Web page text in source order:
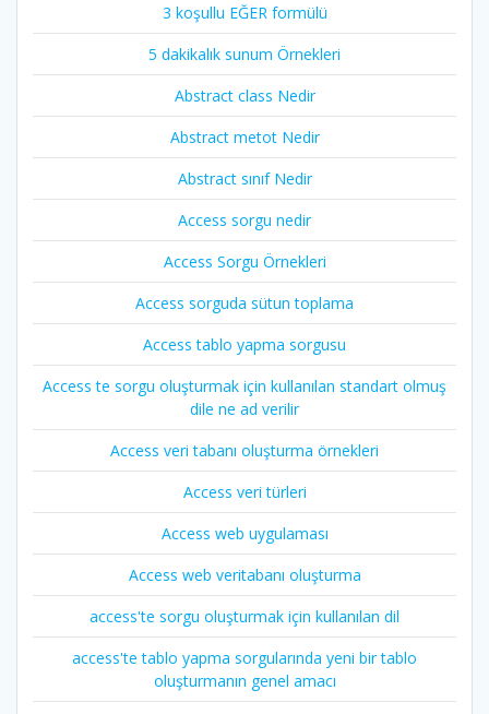
3 koşullu EĞER formülü
5 dakikalık sunum Örnekleri
Abstract class Nedir
Abstract metot Nedir
Abstract sınıf Nedir
Access sorgu nedir
Access Sorgu Örnekleri
Access sorguda sütun toplama
Access tablo yapma sorgusu
Access te sorgu oluşturmak için kullanılan standart olmuş
dile ne ad verilir
Access veri tabanı oluşturma örnekleri
Access veri türleri
Access web uygulaması
Access web veritabanı oluşturma
access'te sorgu oluşturmak için kullanılan dil
access'te tablo yapma sorgularında yeni bir tablo
oluşturmanın genel amacı